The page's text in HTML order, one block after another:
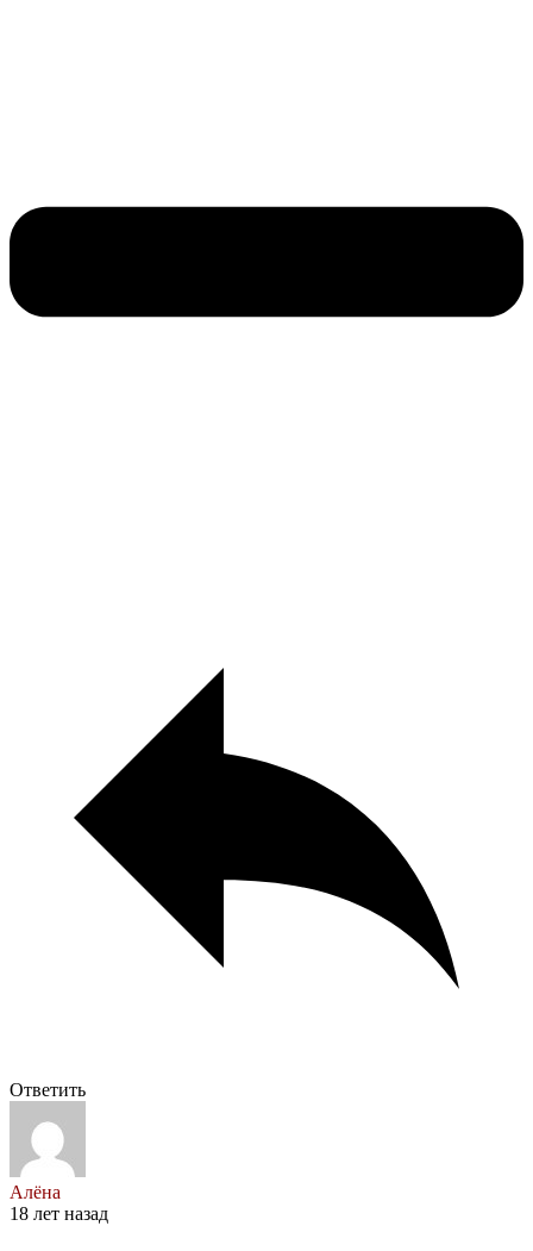
Ответить
Алёна
18 лет назад